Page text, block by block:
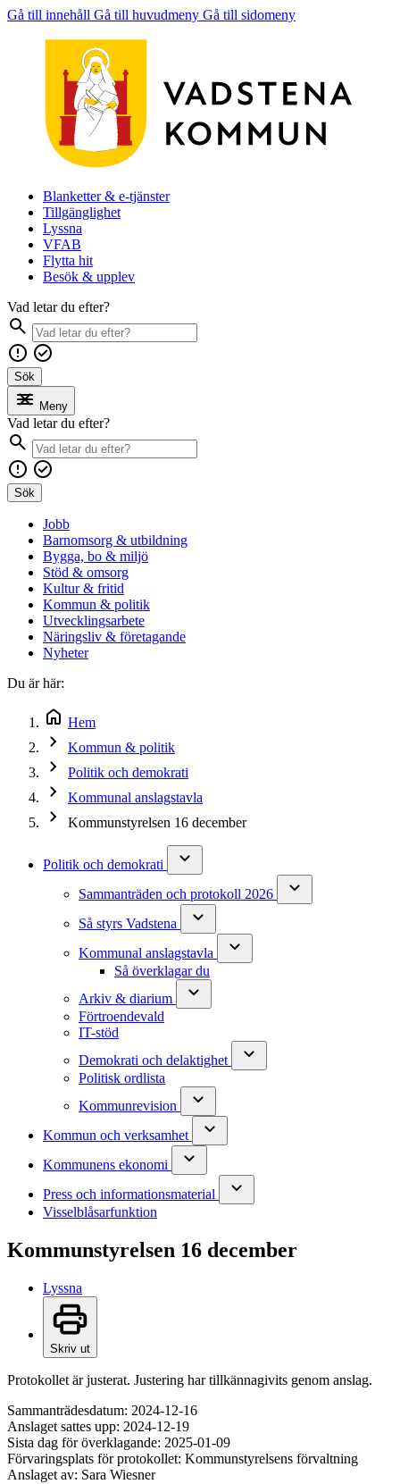
Gå till innehåll Gå till huvudmeny Gå till sidomeny
Blanketter & e-tjänster
Tillgänglighet
Lyssna
VFAB
Flytta hit
Besök & upplev
Vad letar du efter?
Sök
Meny
Vad letar du efter?
Sök
Jobb
Barnomsorg & utbildning
Bygga, bo & miljö
Stöd & omsorg
Kultur & fritid
Kommun & politik
Utvecklingsarbete
Näringsliv & företagande
Nyheter
Du är här:
Hem
Kommun & politik
Politik och demokrati
Kommunal anslagstavla
Kommunstyrelsen 16 december
Politik och demokrati
Sammanträden och protokoll 2026
Så styrs Vadstena
Kommunal anslagstavla
Så överklagar du
Arkiv & diarium
Förtroendevald
IT-stöd
Demokrati och delaktighet
Politisk ordlista
Kommunrevision
Kommun och verksamhet
Kommunens ekonomi
Press och informationsmaterial
Visselblåsarfunktion
Kommunstyrelsen 16 december
Lyssna
Skriv ut
Protokollet är justerat. Justering har tillkännagivits genom anslag.
Sammanträdesdatum: 2024-12-16
Anslaget sattes upp: 2024-12-19
Sista dag för överklagande: 2025-01-09
Förvaringsplats för protokollet: Kommunstyrelsens förvaltning
Anslaget av: Sara Wiesner